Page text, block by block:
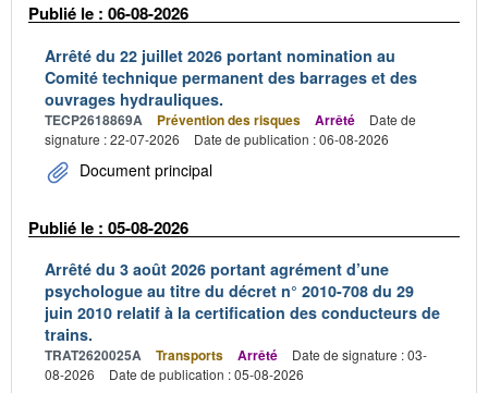
Publié le : 06-08-2026
Arrêté du 22 juillet 2026 portant nomination au
Comité technique permanent des barrages et des
ouvrages hydrauliques.
TECP2618869A Prévention des risques Arrêté
Date de
signature : 22-07-2026
Date de publication : 06-08-2026
Document principal
Publié le : 05-08-2026
Arrêté du 3 août 2026 portant agrément d’une
psychologue au titre du décret n° 2010-708 du 29
juin 2010 relatif à la certification des conducteurs de
trains.
TRAT2620025A Transports Arrêté
Date de signature : 03-
08-2026
Date de publication : 05-08-2026